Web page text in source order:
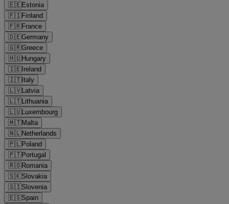
🇪🇪Estonia
🇫🇮Finland
🇫🇷France
🇩🇪Germany
🇬🇷Greece
🇭🇺Hungary
🇮🇪Ireland
🇮🇹Italy
🇱🇻Latvia
🇱🇹Lithuania
🇱🇺Luxembourg
🇲🇹Malta
🇳🇱Netherlands
🇵🇱Poland
🇵🇹Portugal
🇷🇴Romania
🇸🇰Slovakia
🇸🇮Slovenia
🇪🇸Spain